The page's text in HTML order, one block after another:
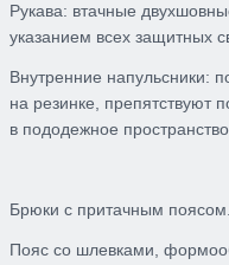
Рукава: втачные
указанием всех защитных
Внутренние напульсники:
на резинке, препятствуют
в пододежное пространство.
Брюки с притачным поясом.
Пояс со шлевками,